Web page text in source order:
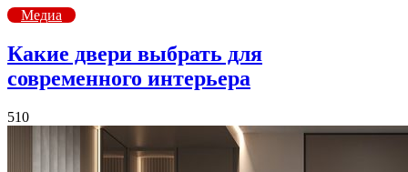
Медиа
Какие двери выбрать для
современного интерьера
510